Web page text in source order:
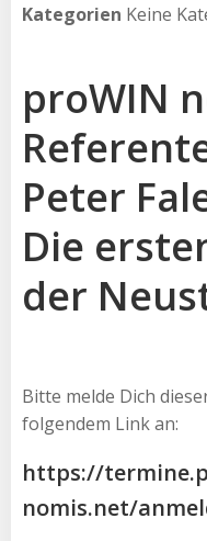
Kategorien Keine
proWIN
Peter
Die
der
Bitte melde Dich
folgendem Link an:
https://
nomis.net/